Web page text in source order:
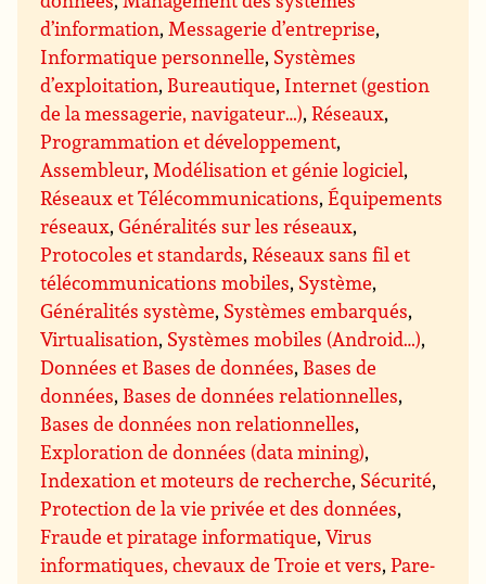
d’information, Messagerie d’entreprise,
Informatique personnelle, Systèmes
d’exploitation, Bureautique, Internet (gestion
de la messagerie, navigateur…),Réseaux,
Programmation et développement,
Assembleur, Modélisation et génie logiciel,
Réseaux et Télécommunications,Équipements
réseaux,Généralités sur les réseaux,
Protocoles et standards,Réseaux sans fil et
télécommunications mobiles, Système,
Généralités système, Systèmes embarqués,
Virtualisation, Systèmes mobiles (Android…),
Données et Bases de données, Bases de
données, Bases de données relationnelles,
Bases de données non relationnelles,
Exploration de données (data mining),
Indexation et moteurs de recherche, Sécurité,
Protection de la vie privée et des données,
Fraude et piratage informatique,Virus
informatiques, chevaux de Troie et vers,Pare-